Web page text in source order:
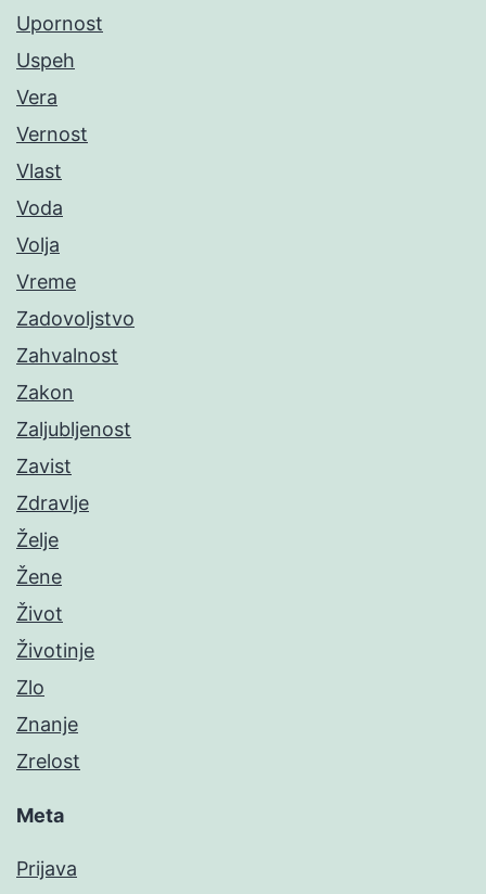
Upornost
Uspeh
Vera
Vernost
Vlast
Voda
Volja
Vreme
Zadovoljstvo
Zahvalnost
Zakon
Zaljubljenost
Zavist
Zdravlje
Želje
Žene
Život
Životinje
Zlo
Znanje
Zrelost
Meta
Prijava